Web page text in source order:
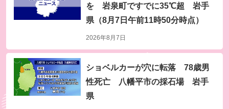
を 岩泉町ですでに35℃超 岩手
県（8月7日午前11時50分時点）
2026年8月7日
ショベルカーが穴に転落 78歳男
性死亡 八幡平市の採石場 岩手
県